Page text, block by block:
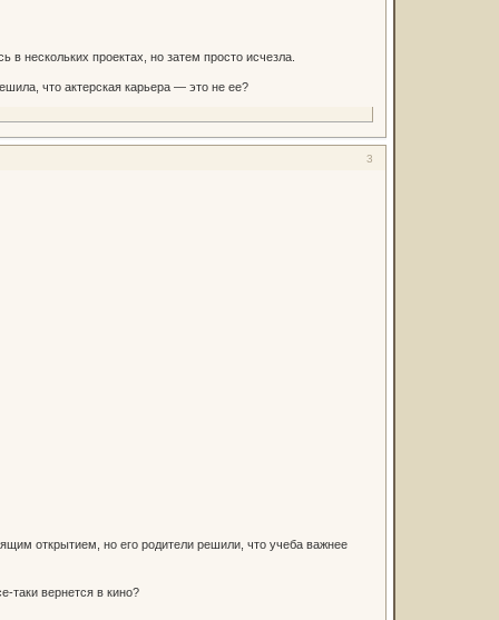
нескольких проектах, но затем просто исчезла.
что актерская карьера — это не ее?
3
открытием, но его родители решили, что учеба важнее
таки вернется в кино?